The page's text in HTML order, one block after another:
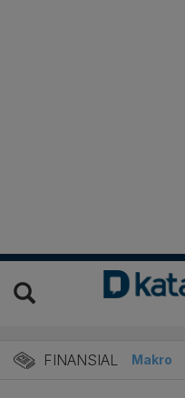
FINANSIAL Makro